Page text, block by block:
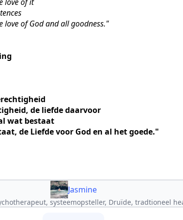
love of God and all goodness."
de liefde daarvoor
wat bestaat
de Liefde voor God en al het goede."
Jasmine
systeemopsteller, Druïde, tradtioneel